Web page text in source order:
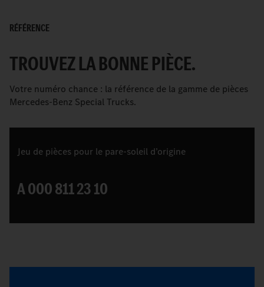
RÉFÉRENCE
TROUVEZ LA BONNE PIÈCE.
Votre numéro chance : la référence de la gamme de pièces
Mercedes-Benz Special Trucks.
Jeu de pièces pour le pare-soleil d’origine
A 000 811 23 10